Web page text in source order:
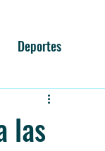
Deportes
las